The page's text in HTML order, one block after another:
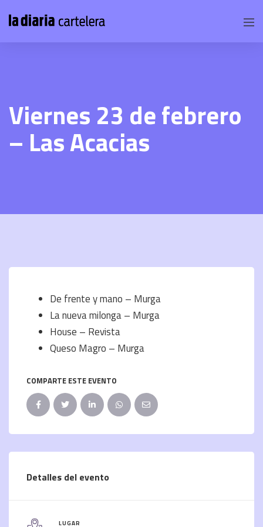
Viernes 23 de febrero
– Las Acacias
De frente y mano – Murga
La nueva milonga – Murga
House – Revista
Queso Magro – Murga
COMPARTE ESTE EVENTO
Detalles del evento
LUGAR